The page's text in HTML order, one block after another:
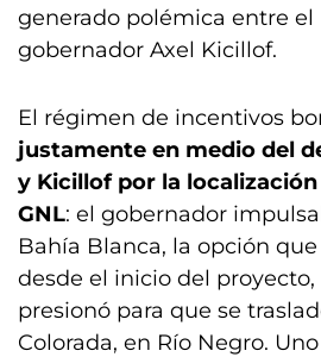
generado polémica entre el
gobernador Axel Kicillof.
El régimen de incentivos
justamente en medio del
y Kicillof por la
GNL: el gobernador
Bahía Blanca, la opción
desde el inicio del
presionó para que se
Colorada, en Río Negro.